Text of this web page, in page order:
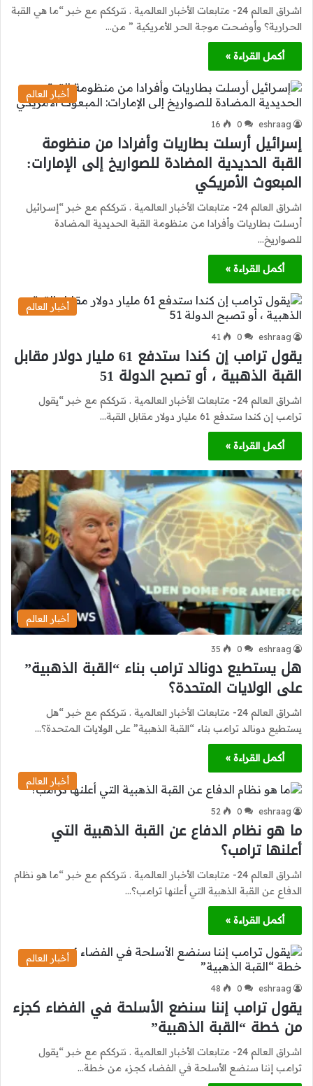
اشراق العالم 24- متابعات الأخبار العالمية . نترككم مع خبر “ما هي القبة
الحرارية؟ وأوضحت موجة الحر الأمريكية ” من…
أكمل القراءة »
أخبار العالم
eshraag
0
16
إسرائيل أرسلت بطاريات وأفرادا من منظومة
القبة الحديدية المضادة للصواريخ إلى الإمارات:
المبعوث الأمريكي
اشراق العالم 24- متابعات الأخبار العالمية . نترككم مع خبر “إسرائيل
أرسلت بطاريات وأفرادا من منظومة القبة الحديدية المضادة
للصواريخ…
أكمل القراءة »
أخبار العالم
eshraag
0
41
يقول ترامب إن كندا ستدفع 61 مليار دولار مقابل
القبة الذهبية ، أو تصبح الدولة 51
اشراق العالم 24- متابعات الأخبار العالمية . نترككم مع خبر “يقول
ترامب إن كندا ستدفع 61 مليار دولار مقابل القبة…
أكمل القراءة »
أخبار العالم
eshraag
0
35
هل يستطيع دونالد ترامب بناء “القبة الذهبية”
على الولايات المتحدة؟
اشراق العالم 24- متابعات الأخبار العالمية . نترككم مع خبر “هل
يستطيع دونالد ترامب بناء “القبة الذهبية” على الولايات المتحدة؟…
أكمل القراءة »
أخبار العالم
eshraag
0
52
ما هو نظام الدفاع عن القبة الذهبية التي
أعلنها ترامب؟
اشراق العالم 24- متابعات الأخبار العالمية . نترككم مع خبر “ما هو نظام
الدفاع عن القبة الذهبية التي أعلنها ترامب؟…
أكمل القراءة »
أخبار العالم
eshraag
0
48
يقول ترامب إننا سنضع الأسلحة في الفضاء كجزء
من خطة “القبة الذهبية”
اشراق العالم 24- متابعات الأخبار العالمية . نترككم مع خبر “يقول
ترامب إننا سنضع الأسلحة في الفضاء كجزء من خطة…